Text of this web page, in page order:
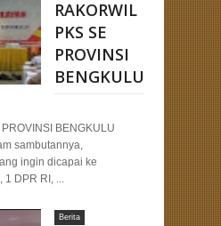
RAKORWIL
PKS SE
PROVINSI
BENGKULU
BENGKULU
sambutannya,
ingin dicapai ke
1 DPR RI, ...
Berita